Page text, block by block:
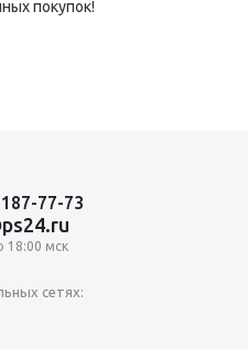
покупок!
77-73
18:00 мск
сетях: